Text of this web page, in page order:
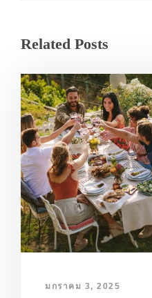
Related Posts
มกราคม 3, 2025